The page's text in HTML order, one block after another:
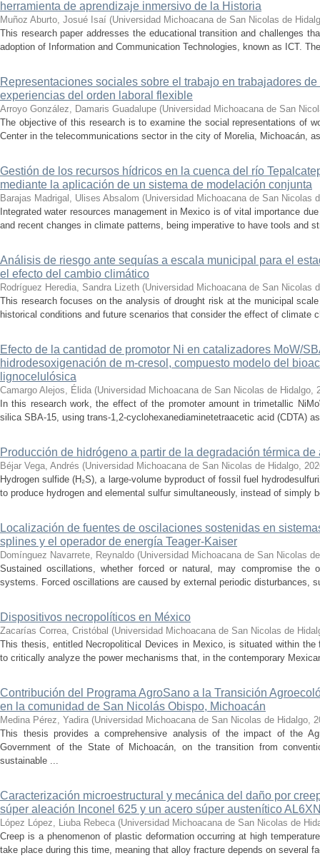
herramienta de aprendizaje inmersivo de la Historia
Muñoz Aburto, Josué Isaí (Universidad Michoacana de San Nicolas de
This research paper addresses the educational transition and challenges
adoption of Information and Communication Technologies, known as ICT.
Representaciones sociales sobre el trabajo en trabajadores
experiencias del orden laboral flexible
Arroyo González, Damaris Guadalupe (Universidad Michoacana de San
The objective of this research is to examine the social representations of
Center in the telecommunications sector in the city of Morelia, Michoacán,
Gestión de los recursos hídricos en la cuenca del río
mediante la aplicación de un sistema de modelación conjunta
Barajas Madrigal, Ulises Absalom (Universidad Michoacana de San Nicolas
Integrated water resources management in Mexico is of vital importance
and recent changes in climate patterns, being imperative to have tools and
Análisis de riesgo ante sequías a escala municipal para el
el efecto del cambio climático
Rodríguez Heredia, Sandra Lizeth (Universidad Michoacana de San Nicolas
This research focuses on the analysis of drought risk at the municipal
historical conditions and future scenarios that consider the effect of climate
Efecto de la cantidad de promotor Ni en catalizadores MoW/
hidrodesoxigenación de m-cresol, compuesto modelo del
lignocelulósica
Camargo Alejos, Élida (Universidad Michoacana de San Nicolas de Hidalgo,
In this research work, the effect of the promoter amount in trimetallic
silica SBA-15, using trans-1,2-cyclohexanediaminetetraacetic acid (CDTA)
Producción de hidrógeno a partir de la degradación térmica
Béjar Vega, Andrés (Universidad Michoacana de San Nicolas de Hidalgo,
Hydrogen sulfide (H₂S), a large-volume byproduct of fossil fuel
to produce hydrogen and elemental sulfur simultaneously, instead of simply
Localización de fuentes de oscilaciones sostenidas en
splines y el operador de energía Teager-Kaiser
Domínguez Navarrete, Reynaldo (Universidad Michoacana de San Nicolas
Sustained oscillations, whether forced or natural, may compromise the
systems. Forced oscillations are caused by external periodic disturbances,
Dispositivos necropolíticos en México
Zacarías Correa, Cristóbal (Universidad Michoacana de San Nicolas de
This thesis, entitled Necropolitical Devices in Mexico, is situated within
to critically analyze the power mechanisms that, in the contemporary
Contribución del Programa AgroSano a la Transición
en la comunidad de San Nicolás Obispo, Michoacán
Medina Pérez, Yadira (Universidad Michoacana de San Nicolas de Hidalgo,
This thesis provides a comprehensive analysis of the impact of the
Government of the State of Michoacán, on the transition from
sustainable ...
Caracterización microestructural y mecánica del daño por
súper aleación Inconel 625 y un acero súper austenítico
López López, Liuba Rebeca (Universidad Michoacana de San Nicolas de
Creep is a phenomenon of plastic deformation occurring at high
take place during this time, meaning that alloy fracture depends on several